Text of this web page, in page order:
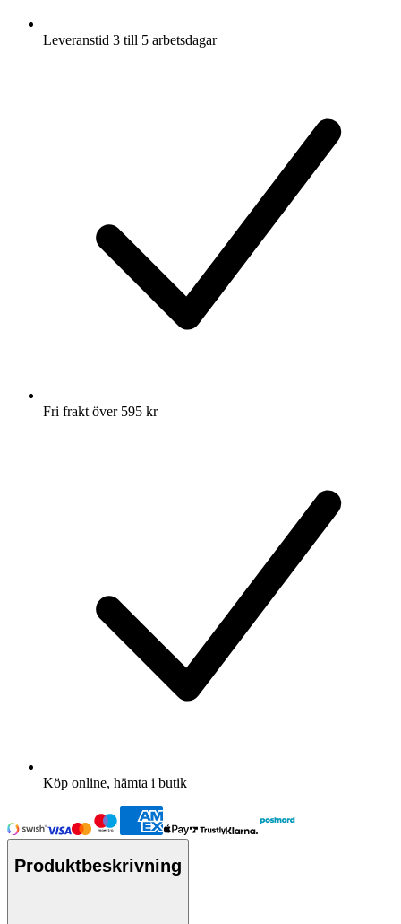
Leveranstid 3 till 5 arbetsdagar
Fri frakt över 595 kr
Köp online, hämta i butik
Produktbeskrivning